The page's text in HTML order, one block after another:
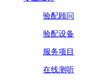
验配顾问
验配设备
服务项目
在线测听